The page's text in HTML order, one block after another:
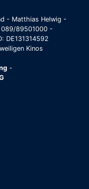
- Matthias Helwig -
089/89501000 -
DE131314592
Kinos
-